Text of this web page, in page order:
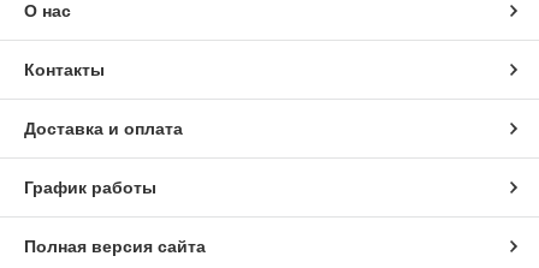
О нас
Контакты
Доставка и оплата
График работы
Полная версия сайта